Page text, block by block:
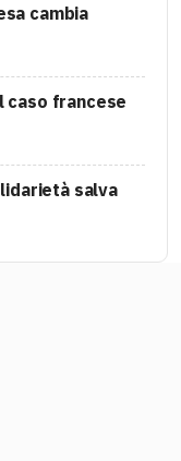
cambia
caso francese
salva